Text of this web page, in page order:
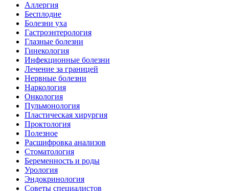
Аллергия
Бесплодие
Болезни уха
Гастроэнтерология
Глазные болезни
Гинекология
Инфекционные болезни
Лечение за границей
Нервные болезни
Наркология
Онкология
Пульмонология
Пластическая хирургия
Проктология
Полезное
Расшифровка анализов
Стоматология
Беременность и роды
Урология
Эндокринология
Советы специалистов